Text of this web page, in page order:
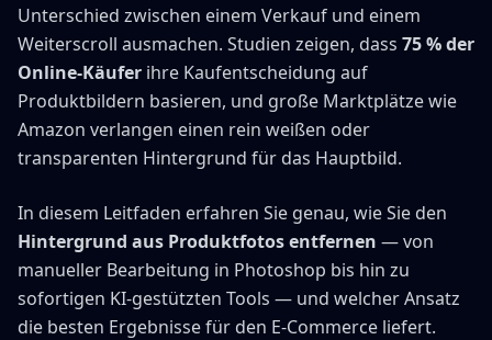
Unterschied zwischen einem Verkauf und einem
Weiterscroll ausmachen. Studien zeigen, dass 75 % der
Online-Käufer ihre Kaufentscheidung auf
Produktbildern basieren, und große Marktplätze wie
Amazon verlangen einen rein weißen oder
transparenten Hintergrund für das Hauptbild.
In diesem Leitfaden erfahren Sie genau, wie Sie den
Hintergrund aus Produktfotos entfernen — von
manueller Bearbeitung in Photoshop bis hin zu
sofortigen KI-gestützten Tools — und welcher Ansatz
die besten Ergebnisse für den E-Commerce liefert.